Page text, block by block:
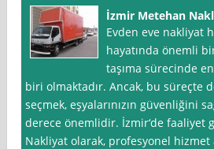
İzmir Metehan
Evden eve nakliyat
hayatında önemli
taşıma sürecinde
biri olmaktadır. Ancak, bu süreçte
seçmek, eşyalarınızın güvenliğini
derece önemlidir. İzmir‘de faaliyet
Nakliyat olarak, profesyonel hizmet